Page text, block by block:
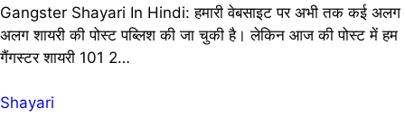
Gangster Shayari In Hindi: हमारी वेबसाइट पर अभी तक कई अलग
अलग शायरी की पोस्ट पब्लिश की जा चुकी है। लेकिन आज की पोस्ट में हम
गैंगस्टर शायरी 101 2…
Shayari